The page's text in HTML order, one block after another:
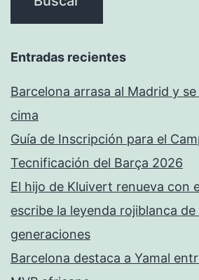
Entradas recientes
Barcelona arrasa al Madrid y
cima
Guía de Inscripción para el
Tecnificación del Barça 2026
El hijo de Kluivert renueva con
escribe la leyenda rojiblanca de
generaciones
Barcelona destaca a Yamal